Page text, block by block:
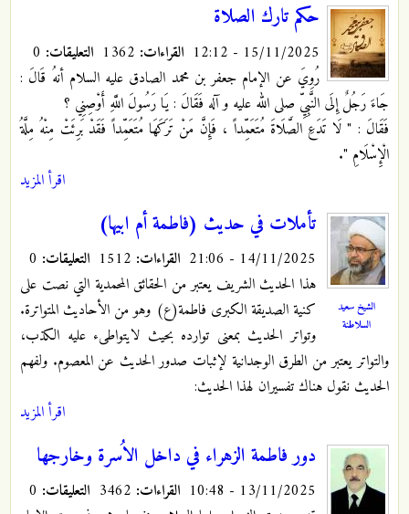
حكم تارك الصلاة
15/11/2025 - 12:12 القراءات: التعليقات:
رُوِيَ عن الإمام جعفر بن محمد الصادق عليه السلام أنهُ قَالَ :
جَاءَ رَجُلٌ إِلَى النَّبِيِّ صلى الله عليه و آله فَقَالَ : يَا رَسُولَ اللَّهِ أَوْصِنِي ؟
فَقَالَ : " لَا تَدَعِ‏ الصَّلَاةَ مُتَعَمِّداً ، فَإِنَّ مَنْ تَرَكَهَا مُتَعَمِّداً فَقَدْ بَرِئَتْ مِنْهُ مِلَّةُ
الْإِسْلَامِ ".
اقرأ المزيد
الشيخ سعيد
السلاطنة
تأملات في حديث (فاطمة أم ابيها)
14/11/2025 - 21:06 القراءات: التعليقات:
هذا الحديث الشريف يعتبر من الحقائق المحمدية التي نصت على
كنية الصديقة الكبرى فاطمة(ع) وهو من الأحاديث المتواترة.
وتواتر الحديث بمعنى توارده بحيث لايتواطىء عليه الكذب،
والتواتر يعتبر من الطرق الوجدانية لإثبات صدور الحديث عن المعصوم. ولفهم
الحديث نقول هناك تفسيران لهذا الحديث:
اقرأ المزيد
دور فاطمة الزهراء في داخل الاُسرة وخارجها
13/11/2025 - 10:48 القراءات: التعليقات: